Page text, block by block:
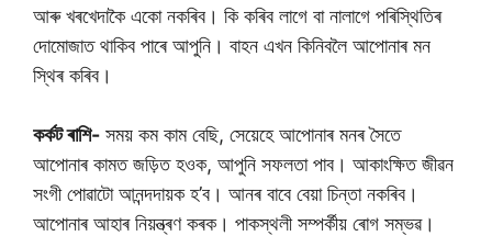
আৰু খৰখেদাকৈ একো নকৰিব। কি কৰিব লাগে বা নালাগে পৰিস্থিতিৰ
দোমোজাত থাকিব পাৰে আপুনি। বাহন এখন কিনিবলৈ আপোনাৰ মন
স্থিৰ কৰিব।
কৰ্কট ৰাশি- সময় কম কাম বেছি, সেয়েহে আপোনাৰ মনৰ সৈতে
আপোনাৰ কামত জড়িত হওক, আপুনি সফলতা পাব। আকাংক্ষিত জীৱন
সংগী পোৱাটো আনন্দদায়ক হ’ব। আনৰ বাবে বেয়া চিন্তা নকৰিব।
আপোনাৰ আহাৰ নিয়ন্ত্ৰণ কৰক। পাকস্থলী সম্পৰ্কীয় ৰোগ সম্ভৱ।